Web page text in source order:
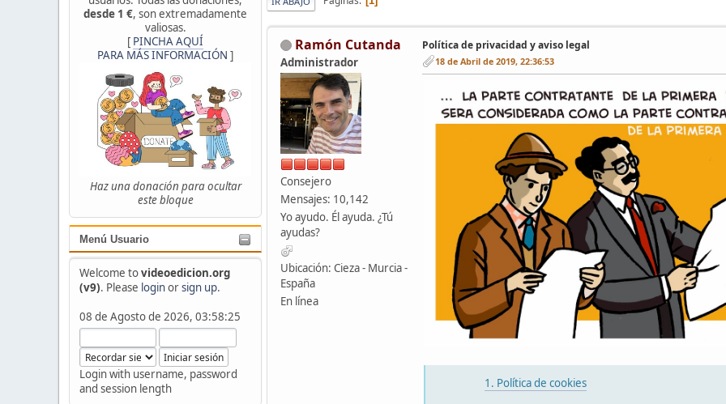
desde 1 €, son extremadamente
valiosas.
[ PINCHA AQUÍ
PARA MÁS INFORMACIÓN ]
Haz una donación para ocultar
este bloque
Menú Usuario
Welcome tovideoedicion.org
(v9). Please loginorsign up.
08 de Agosto de 2026, 03:58:25
Login with username, password
and session length
Ramón Cutanda
Administrador
Consejero
Mensajes: 10,142
Yo ayudo. Él ayuda. ¿Tú
ayudas?
Ubicación: Cieza - Murcia -
España
En línea
Política de privacidad y aviso legal
18 de Abril de 2019, 22:36:53
1. Política de cookies